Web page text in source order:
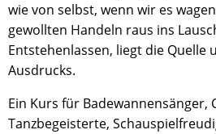
wie von selbst, wenn wir es
gewollten Handeln raus ins
Entstehenlassen, liegt die Quelle
Ausdrucks.
Ein Kurs für Badewannensänger,
Tanzbegeisterte,